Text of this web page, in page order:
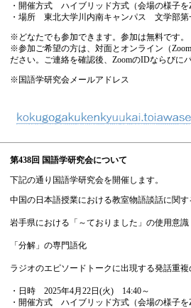
・開催方式 ハイブリッド方式（会場の様子
・場所 東北大学川内南キャンパス 文学部第
※どなたでも参加できます。参加は無料です。
※参加ご希望の方は、対面とオンライン（
ださい。ご連絡を確認後、ZoomのIDならびに
※国語学研究会メールアドレス
第438回 国語学研究会について
下記の通り 国語学研究会を開催します。
中国の日本語授業における教室物語談話に関す
岩手県における「～ておりました」の使用意識
「分解」の専門語化
ラジオのエピソードトークに出現する発話重複
・日時 2025年4月 22日 (火) 14:40～
・開催方式 ハイブリッド方式（会場の様子